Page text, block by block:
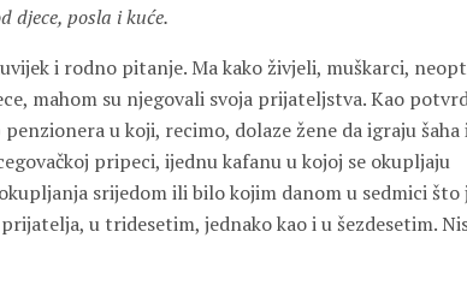
djece, posla i kuće.
i rodno pitanje. Ma kako živjeli, muškarci,
mahom su njegovali svoja prijateljstva. Kao
u koji, recimo, dolaze žene da igraju
pripeci, ijednu kafanu u kojoj se okupljaju
srijedom ili bilo kojim danom u sedmici što
u tridesetim, jednako kao i u šezdesetim.